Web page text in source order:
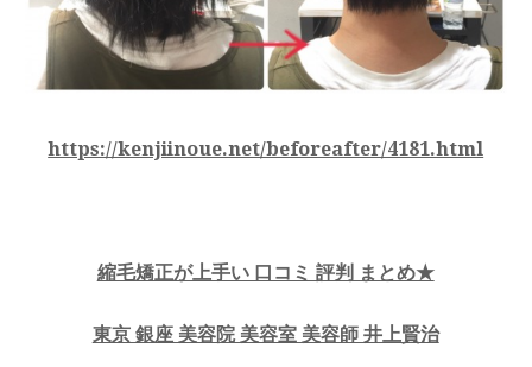
https://kenjiinoue.net/beforeafter/4181.html
縮毛矯正が上手い 口コミ 評判 まとめ★
東京 銀座 美容院 美容室 美容師 井上賢治